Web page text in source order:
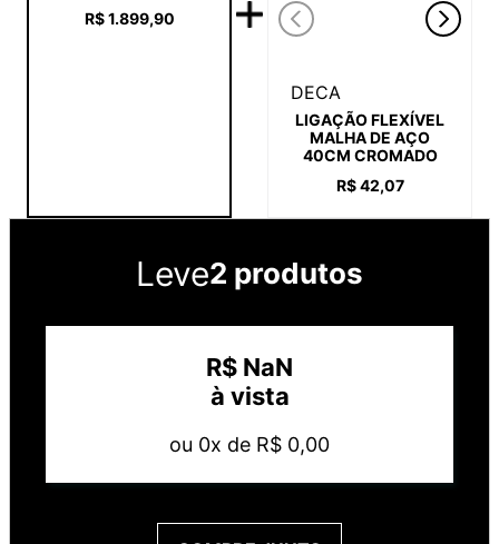
R$ 1.899,90
DECA
LIGAÇÃO FLEXÍVEL
MALHA DE AÇO
40CM CROMADO
R$ 42,07
Leve2 produtos
R$ NaN
à vista
ou 0x de R$ 0,00